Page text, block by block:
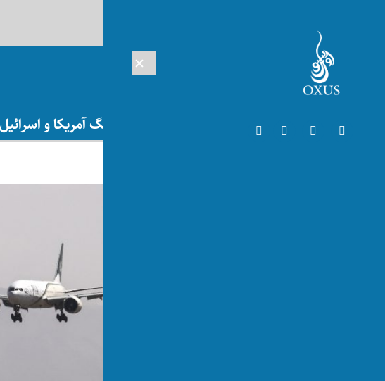
افغانستان جنگ آمریکا و